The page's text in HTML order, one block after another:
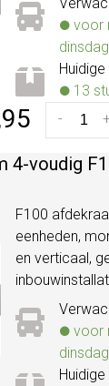
voor
13
-
4-voudig
F100
eenheden,
en verticaal,
voor